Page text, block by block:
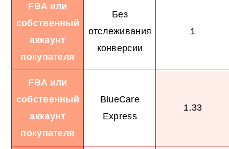
FBA или
собственный
аккаунт
покупателя
Без
отслеживания
конверсии
1
FBA или
собственный
аккаунт
покупателя
BlueCare
Express
1.33